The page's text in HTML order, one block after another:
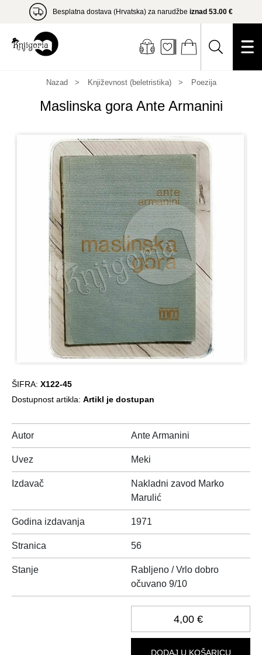
Besplatna dostava (Hrvatska) za narudžbe iznad 53.00 €
Nazad Književnost (beletristika) Poezija
Maslinska gora Ante Armanini
ŠIFRA: X122-45
Dostupnost artikla: Artikl je dostupan
Autor Ante Armanini
Uvez Meki
Izdavač
Nakladni zavod Marko
Marulić
Godina izdavanja 1971
Stranica 56
Stanje
Rabljeno / Vrlo dobro
očuvano 9/10
4,00 €
DODAJ U KOŠARICU